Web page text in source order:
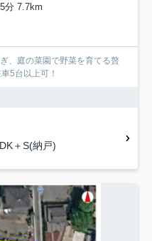
分 7.7km
、庭の菜園で野菜を育てる贅
5台以上可！
＋S(納戸)